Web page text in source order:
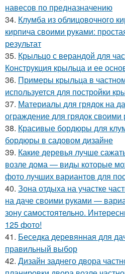
навесов по предназначению
34. Клумба из облицовочного
кирпича своими руками:
результат
35. Крыльцо с верандой для
Конструкция крыльца и ее
36. Примеры крыльца в
используется для постройки
37. Материалы для грядок на
ограждение для грядок своими
38. Красивые бордюры для
бордюры в садовом дизайне
39. Какие деревья лучше
возле дома — виды которые
фото лучших вариантов для
40. Зона отдыха на участке
на даче своими руками —
зону самостоятельно.
125 фото!
41. Беседка деревянная для
правильный выбор
42. Дизайн заднего двора